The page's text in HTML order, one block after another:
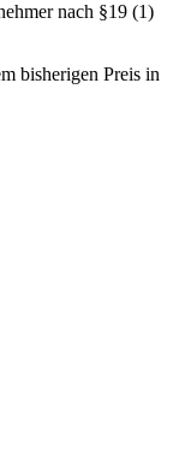
nach §19 (1)
bisherigen Preis in